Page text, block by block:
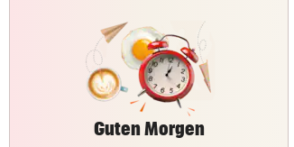
Guten Morgen